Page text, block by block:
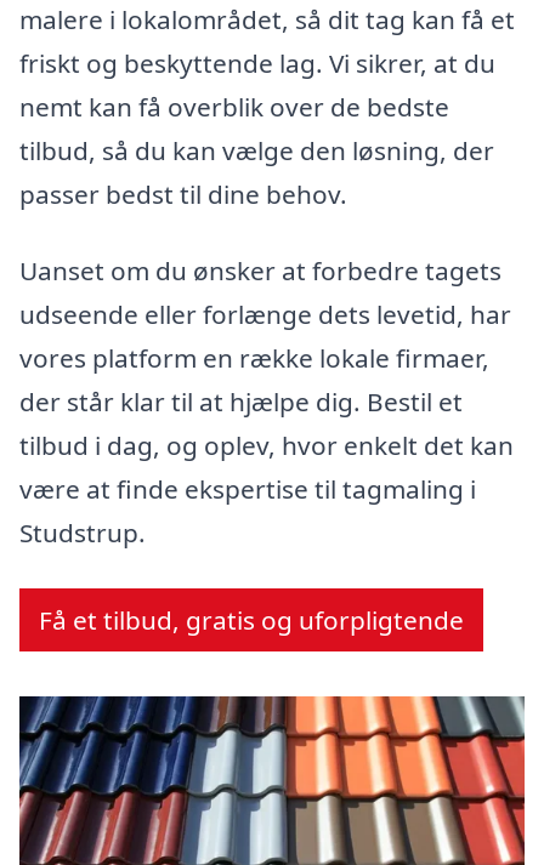
malere i lokalområdet, så dit tag kan få et
friskt og beskyttende lag. Vi sikrer, at du
nemt kan få overblik over de bedste
tilbud, så du kan vælge den løsning, der
passer bedst til dine behov.
Uanset om du ønsker at forbedre tagets
udseende eller forlænge dets levetid, har
vores platform en række lokale firmaer,
der står klar til at hjælpe dig. Bestil et
tilbud i dag, og oplev, hvor enkelt det kan
være at finde ekspertise til tagmaling i
Studstrup.
Få et tilbud, gratis og uforpligtende